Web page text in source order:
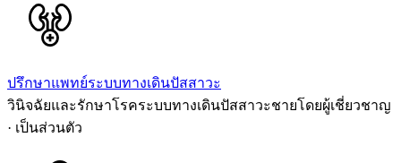
ปรึกษาแพทย์ระบบทางเดินปัสสาวะ
วินิจฉัยและรักษาโรคระบบทางเดินปัสสาวะชายโดยผู้เชี่ยวชาญ
· เป็นส่วนตัว